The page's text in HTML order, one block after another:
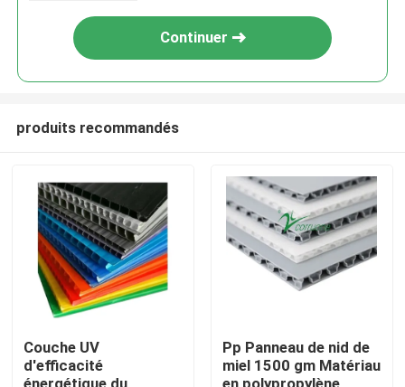
Continuer
produits recommandés
Couche UV
d'efficacité
Pp Panneau de nid de
miel 1500 gm Matériau